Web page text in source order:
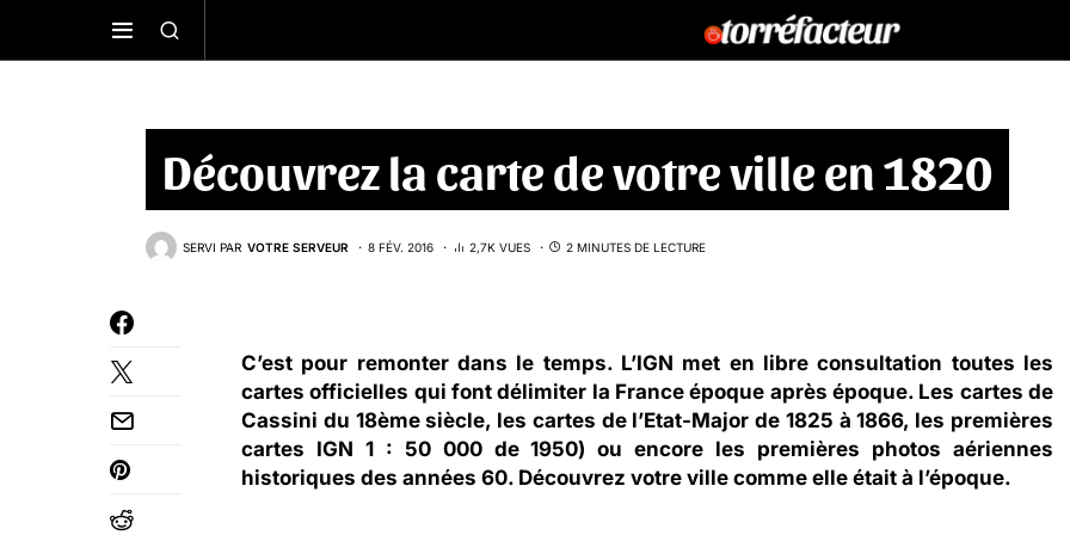
Découvrez la carte de votre ville en 1820
SERVI PAR VOTRE SERVEUR 8 FÉV. 2016 2,7K VUES 2 MINUTES DE LECTURE
C’est pour remonter dans le temps. L’IGN met en libre consultation toutes les
cartes officielles qui font délimiter la France époque après époque. Les cartes de
Cassini du 18ème siècle, les cartes de l’Etat-Major de 1825 à 1866, les premières
cartes IGN 1 : 50 000 de 1950) ou encore les premières photos aériennes
historiques des années 60. Découvrez votre ville comme elle était à l’époque.